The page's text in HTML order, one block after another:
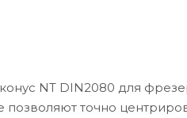
NT DIN2080 для
позволяют точно